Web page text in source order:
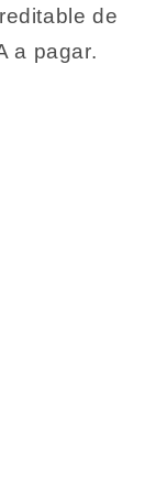
de
a pagar.